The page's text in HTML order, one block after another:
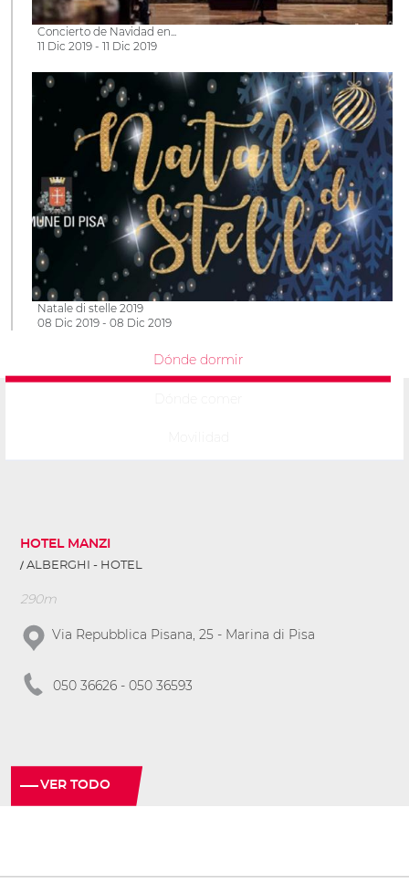
Concierto de Navidad en...
11 Dic 2019 - 11 Dic 2019
Natale di stelle 2019
08 Dic 2019 - 08 Dic 2019
Dónde dormir
HOTEL MANZI
ALBERGHI - HOTEL
290m
Via Repubblica Pisana, 25 - Marina di Pisa
050 36626 - 050 36593
VER TODO